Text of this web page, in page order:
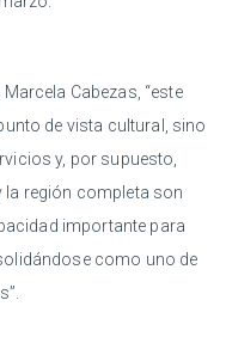
Cabezas, “este
de vista cultural, sino
y, por supuesto,
la región completa son
importante para
como uno de